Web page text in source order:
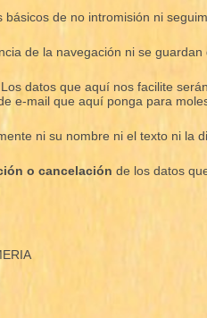
de no intromisión ni
de la navegación ni se
datos que aquí nos facilite
e-mail que aquí ponga para
ni su nombre ni el texto ni la
o cancelación de los datos